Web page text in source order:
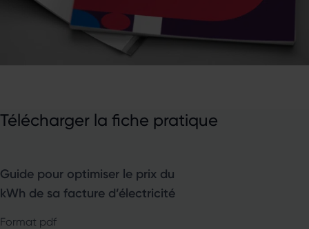
Télécharger la fiche pratique
Guide pour optimiser le prix du
kWh de sa facture d’électricité
Format pdf